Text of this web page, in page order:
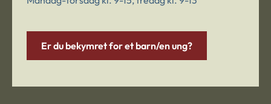
Er du bekymret for et barn/en ung?